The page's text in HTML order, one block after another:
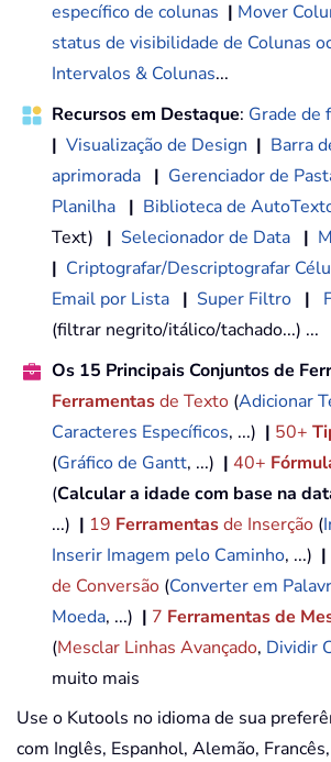
específico de colunas | Mover
status de visibilidade de Colunas
Intervalos & Colunas...
Recursos em Destaque: Grade de
| Visualização de Design | Barra
aprimorada | Gerenciador de
Planilha | Biblioteca de
Text) | Selecionador de Data |
| Criptografar/Descriptografar
Email por Lista | Super Filtro |
(filtrar negrito/itálico/tachado...) ...
Os 15 Principais Conjuntos de
Ferramentasde Texto (Adicionar
Caracteres Específicos, ...) | 50+
(Gráfico de Gantt, ...) | 40+
(Calcular a idade com base na
...) | 19 Ferramentasde Inserção (
Inserir Imagem pelo Caminho, ...) |
de Conversão (Converter em
Moeda, ...) | 7 Ferramentas de
(Mesclar Linhas Avançado, Dividir
muito mais
Use o Kutools no idioma de sua
com Inglês, Espanhol, Alemão,